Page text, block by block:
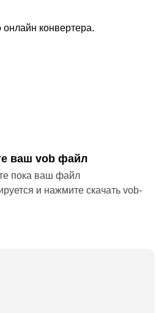
конвертера.
ваш vob файл
пока ваш файл
и нажмите скачать vob-